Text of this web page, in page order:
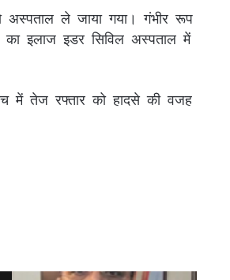
ले जाया गया। गंभीर रूप
इलाज इडर सिविल अस्पताल में
में तेज रफ्तार को हादसे की वजह